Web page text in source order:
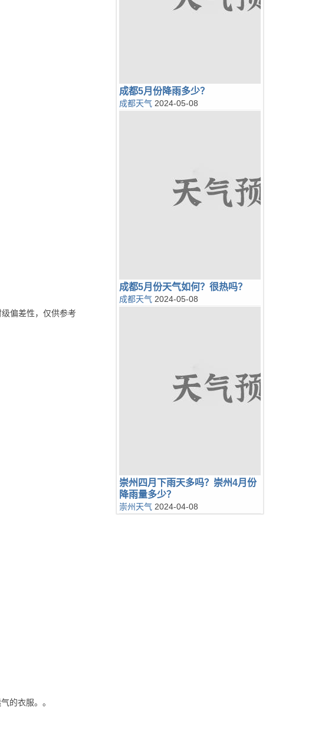
偏差性，仅供参考
的衣服。 。
成都5月份降雨多少？
成都天气 2024-05-08
成都5月份天气如何？很热吗？
成都天气 2024-05-08
崇州四月下雨天多吗？崇州4月份
降雨量多少？
崇州天气 2024-04-08